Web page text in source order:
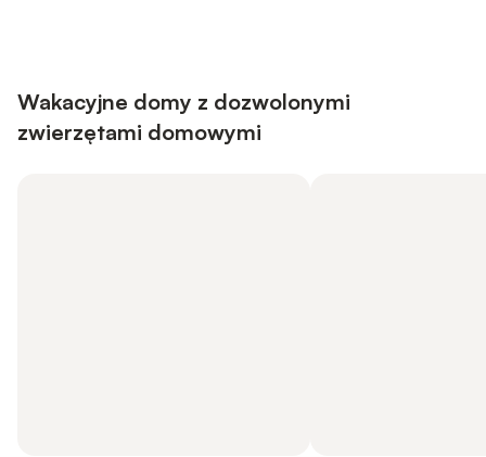
Wakacyjne domy z dozwolonymi
zwierzętami domowymi